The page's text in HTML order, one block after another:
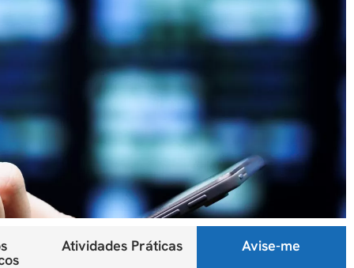
Atividades Práticas Avise-me